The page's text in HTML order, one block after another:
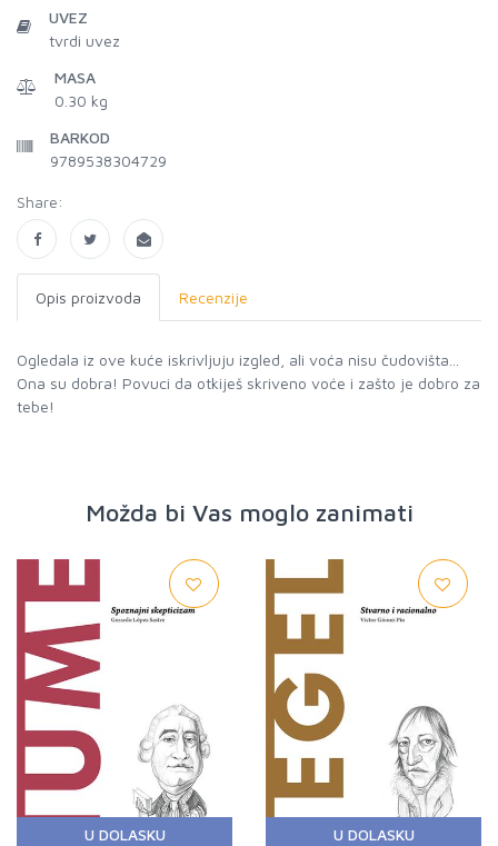
UVEZ
tvrdi uvez
MASA
0.30 kg
BARKOD
9789538304729
Share:
Opis proizvoda Recenzije
Ogledala iz ove kuće iskrivljuju izgled, ali voća nisu čudovišta...
Ona su dobra! Povuci da otkiješ skriveno voće i zašto je dobro za
tebe!
Možda bi Vas moglo zanimati
U DOLASKU U DOLASKU